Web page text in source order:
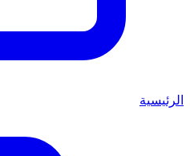
الرئيسية